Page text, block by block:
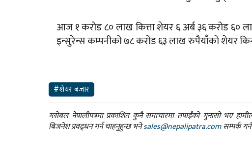
आज १ करोड ८० लाख कित्ता शेयर ६ अर्ब ३६ करोड ६०
इन्सुरेन्स कम्पनीको ७८ करोड ६३ लाख रुपैयाँको शेयर
#शेयर बजार
ग्लोबल नेपालीपत्रमा प्रकाशित कुनै समाचारमा तपाईंको गुनासो भए
बिजनेश प्रवद्र्धन गर्न चाहनुहुन्छ भनेsales@nepalipatra.comसम्पर्क